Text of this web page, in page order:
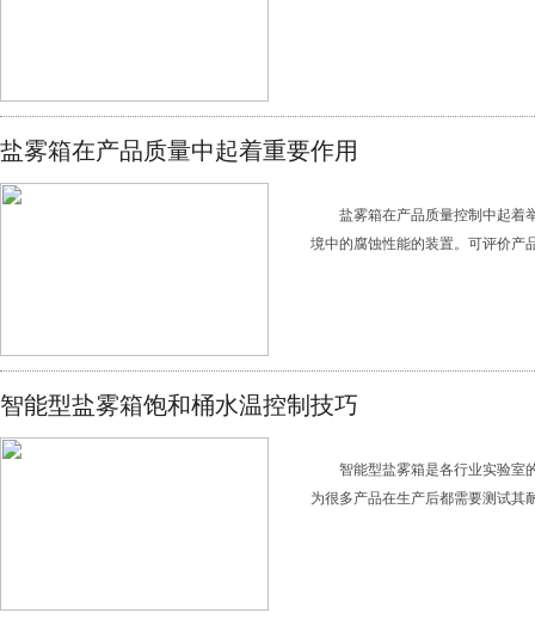
盐雾箱在产品质量中起着重要作用
盐雾箱在产品质量控制中起着
境中的腐蚀性能的装置。可评价产
智能型盐雾箱饱和桶水温控制技巧
智能型盐雾箱是各行业实验室
为很多产品在生产后都需要测试其